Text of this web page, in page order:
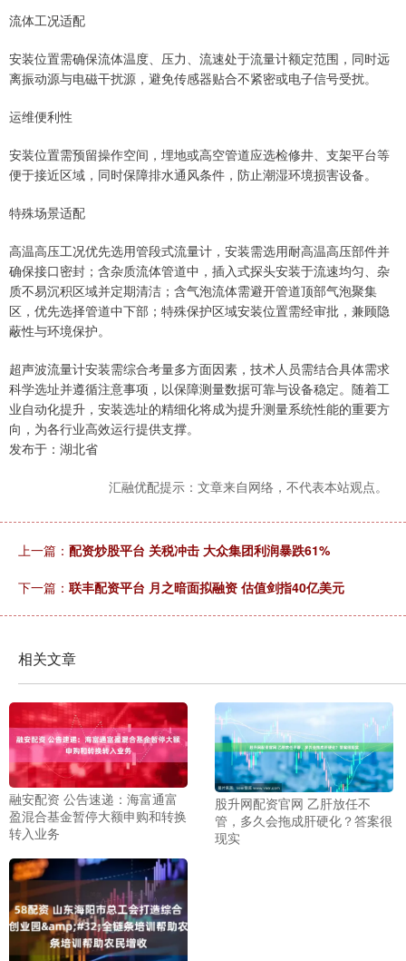
流体工况适配
安装位置需确保流体温度、压力、流速处于流量计额定范围，同时远
离振动源与电磁干扰源，避免传感器贴合不紧密或电子信号受扰。
运维便利性
安装位置需预留操作空间，埋地或高空管道应选检修井、支架平台等
便于接近区域，同时保障排水通风条件，防止潮湿环境损害设备。
特殊场景适配
高温高压工况优先选用管段式流量计，安装需选用耐高温高压部件并
确保接口密封；含杂质流体管道中，插入式探头安装于流速均匀、杂
质不易沉积区域并定期清洁；含气泡流体需避开管道顶部气泡聚集
区，优先选择管道中下部；特殊保护区域安装位置需经审批，兼顾隐
蔽性与环境保护。
超声波流量计安装需综合考量多方面因素，技术人员需结合具体需求
科学选址并遵循注意事项，以保障测量数据可靠与设备稳定。随着工
业自动化提升，安装选址的精细化将成为提升测量系统性能的重要方
向，为各行业高效运行提供支撑。
发布于：湖北省
汇融优配提示：文章来自网络，不代表本站观点。
上一篇： 配资炒股平台 关税冲击 大众集团利润暴跌61%
下一篇： 联丰配资平台 月之暗面拟融资 估值剑指40亿美元
相关文章
融安配资 公告速递：海富通富
盈混合基金暂停大额申购和转换
转入业务
股升网配资官网 乙肝放任不
管，多久会拖成肝硬化？答案很
现实